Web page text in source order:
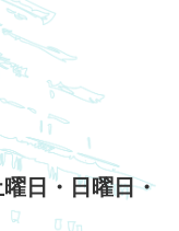
日・日曜日・